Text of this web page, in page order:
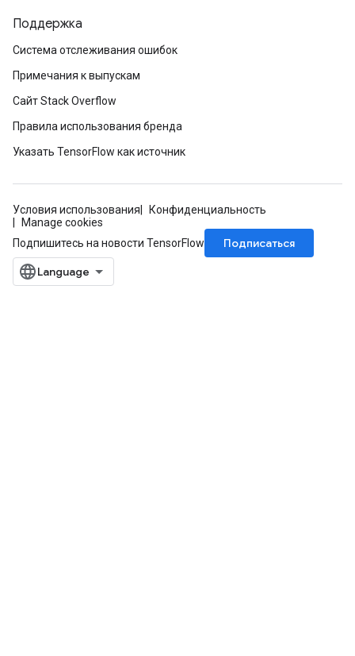
Поддержка
Система отслеживания ошибок
Примечания к выпускам
Сайт Stack Overflow
Правила использования бренда
Указать TensorFlow как источник
Условия использования
Конфиденциальность
Manage cookies
Подпишитесь на новости TensorFlow
Подписаться